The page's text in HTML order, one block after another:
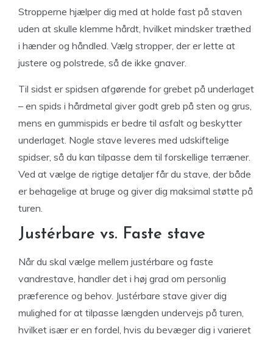
Stropperne hjælper dig med at holde fast på staven
uden at skulle klemme hårdt, hvilket mindsker træthed
i hænder og håndled. Vælg stropper, der er lette at
justere og polstrede, så de ikke gnaver.
Til sidst er spidsen afgørende for grebet på underlaget
– en spids i hårdmetal giver godt greb på sten og grus,
mens en gummispids er bedre til asfalt og beskytter
underlaget. Nogle stave leveres med udskiftelige
spidser, så du kan tilpasse dem til forskellige terræner.
Ved at vælge de rigtige detaljer får du stave, der både
er behagelige at bruge og giver dig maksimal støtte på
turen.
Justérbare vs. Faste stave
Når du skal vælge mellem justérbare og faste
vandrestave, handler det i høj grad om personlig
præference og behov. Justérbare stave giver dig
mulighed for at tilpasse længden undervejs på turen,
hvilket især er en fordel, hvis du bevæger dig i varieret